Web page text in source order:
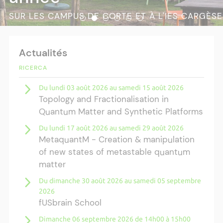
SUR LES CAMPUS DE CORTE ET À L'IES CARGÈSE
Actualités
RICERCA
Du lundi 03 août 2026 au samedi 15 août 2026
Topology and Fractionalisation in
Quantum Matter and Synthetic Platforms
Du lundi 17 août 2026 au samedi 29 août 2026
MetaquantM - Creation & manipulation
of new states of metastable quantum
matter
Du dimanche 30 août 2026 au samedi 05 septembre
2026
fUSbrain School
Dimanche 06 septembre 2026 de 14h00 à 15h00